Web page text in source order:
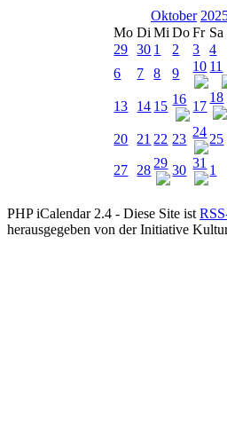
Oktober
Mo Di Mi Do Fr Sa
29
30 1 2 3 4
6
7 8 9 10 11
13 14 15 16 17
18
20 21 22 23 24 25
27 28 29 30 31 1
PHP iCalendar 2.4 - Diese Site ist
herausgegeben von der Initiative